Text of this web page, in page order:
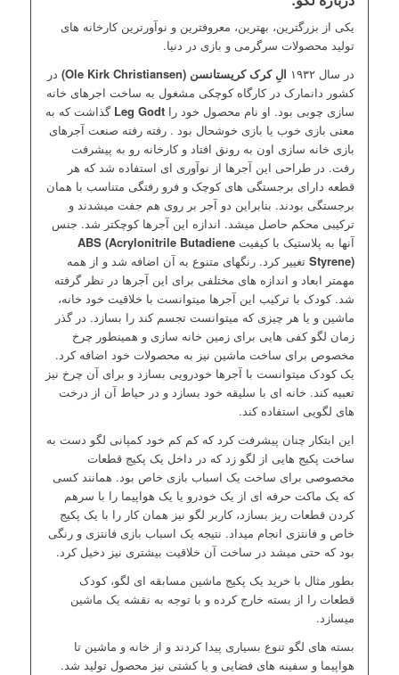
یکی از بزرگترین، بهترین، معروفترین و نوآورترین کارخانه های
تولید محصولات سرگرمی و بازی در دنیا.
در سال ۱۹۳۲
الِ کرک کریستانسن (Ole Kirk Christiansen)
در
کشور دانمارک در کارگاه کوچکی مشغول به ساخت اجرهای خانه
سازی چوبی بود. او نام محصول خود را Leg Godt گذاشت که به
معنی بازی خوب یا بازی خوشحال بود . رفته رفته صنعت آجرهای
بازی خانه سازی اون به رونق افتاد و کارخانه رو به پیشرفت
رفت. در طراحی این آجرها از نوآوری ای استفاده شد که هر
قطعه دارای برجستگی های کوچک و فرو رفتگی متناسب با همان
برجستگی بودند. بنابراین دو آجر بر روی هم جفت میشدند و
ترکیبی محکم حاصل میشد. اندازه این آجرها کوچکتر شد. جنس
آنها به پلاستیک با کیفیت ABS (Acrylonitrile Butadiene
Styrene)تغییر کرد. رنگهای متنوع به آن اضافه شد و از همه
مهمتر ابعاد و اندازه های مختلفی برای این آجرها در نظر گرفته
شد. کودک با ترکیب این آجرها میتوانست با خلاقیت خود خانه،
ماشین و یا هر چیزی که میتوانست تجسم کند را بسازد. در گذر
زمان لگو کفی هایی برای زمین خانه سازی و همینطور چرخ
مخصوص برای ساخت ماشین نیز به محصولات خود اضافه کرد.
یک کودک میتوانست با آجرها خودرویی بسازد و برای آن چرخ نیز
تعبیه کند. خانه ای با سلیقه خود بسازد و در حیاط آن از درخت
های لگویی استفاده کند.
این ابتکار چنان پیشرفت کرد که کم کم خود کمپانی لگو دست به
ساخت پکیج هایی از لگو زد که در داخل یک پکیج قطعات
مخصوصی برای ساخت یک اسباب بازی خاص بود. همانند کسی
که یک ماکت حرفه ای از یک خودرو یا یک هواپیما را با سرهم
کردن قطعات ریز بسازد، کاربر لگو نیز همان کار را با یک پکیج
خاص و فانتزی انجام میداد. نتیجه یک اسباب بازی فانتزی و رنگی
بود که حتی میشد در ساخت آن خلاقیت بیشتری نیز دخیل کرد.
بطور مثال با خرید یک پکیج ماشین مسابقه ای لگو، کودک
قطعات را از بسته خارج کرده و با توجه به نقشه یک ماشین
میسازد.
بسته های لگو تنوع بسیاری پیدا کردند و از خانه و ماشین تا
هواپیما و سفینه های فضایی و یا کشتی نیز محصول تولید شد.